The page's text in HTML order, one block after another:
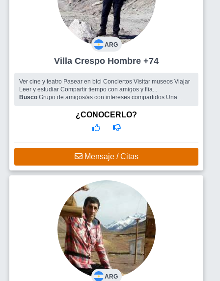
ARG
Villa Crespo Hombre +74
Ver cine y teatro Pasear en bici Conciertos Visitar museos Viajar
Leer y estudiar Compartir tiempo con amigos y flia...
Busco Grupo de amigos/as con intereses compartidos Una
¿CONOCERLO?
Mensaje / Citas
ARG